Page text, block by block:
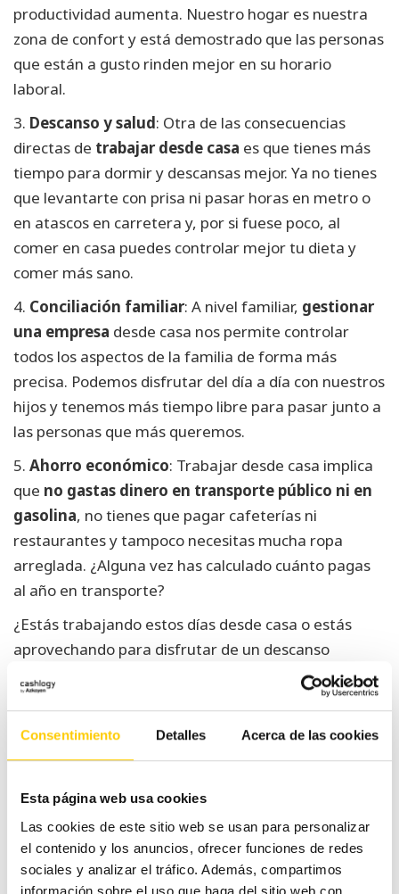
Consentimiento Detalles Acerca de las cookies
Esta página web usa cookies
Las cookies de este sitio web se usan para personalizar
el contenido y los anuncios, ofrecer funciones de redes
sociales y analizar el tráfico. Además, compartimos
información sobre el uso que haga del sitio web con
productividad aumenta. Nuestro hogar es nuestra
zona de confort y está demostrado que las personas
que están a gusto rinden mejor en su horario
laboral.
3. Descanso y salud: Otra de las consecuencias
directas de trabajar desde casa es que tienes más
tiempo para dormir y descansas mejor. Ya no tienes
que levantarte con prisa ni pasar horas en metro o
en atascos en carretera y, por si fuese poco, al
comer en casa puedes controlar mejor tu dieta y
comer más sano.
4. Conciliación familiar: A nivel familiar, gestionar
una empresa desde casa nos permite controlar
todos los aspectos de la familia de forma más
precisa. Podemos disfrutar del día a día con nuestros
hijos y tenemos más tiempo libre para pasar junto a
las personas que más queremos.
5. Ahorro económico: Trabajar desde casa implica
que no gastas dinero en transporte público ni en
gasolina, no tienes que pagar cafeterías ni
restaurantes y tampoco necesitas mucha ropa
arreglada. ¿Alguna vez has calculado cuánto pagas
al año en transporte?
¿Estás trabajando estos días desde casa o estás
aprovechando para disfrutar de un descanso
improvisado hasta que se termine la cuarentena?
Navegación
de
entradas
La digitalización de tu
importante que nunca
10 apps